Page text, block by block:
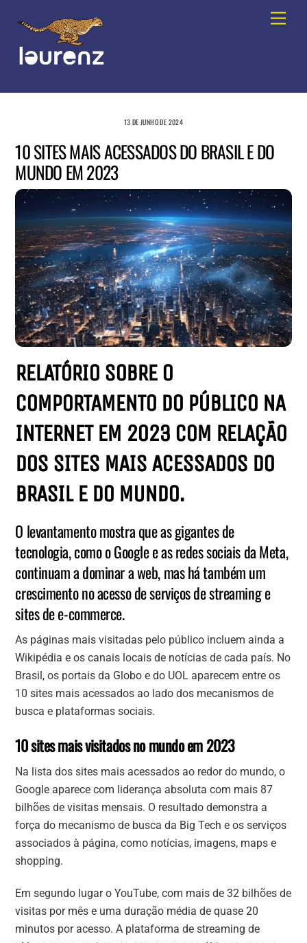
content
13 DE JUNHO DE 2024
10 SITES MAIS ACESSADOS DO BRASIL E DO
MUNDO EM 2023
RELATÓRIO SOBRE O
COMPORTAMENTO DO PÚBLICO NA
INTERNET EM 2023 COM RELAÇÃO
DOS SITES MAIS ACESSADOS DO
BRASIL E DO MUNDO.
O levantamento mostra que as gigantes de
tecnologia, como o Google e as redes sociais da Meta,
continuam a dominar a web, mas há também um
crescimento no acesso de serviços de streaming e
sites de e-commerce.
As páginas mais visitadas pelo público incluem ainda a
Wikipédia e os canais locais de notícias de cada país. No
Brasil, os portais da Globo e do UOL aparecem entre os
10 sites mais acessados ao lado dos mecanismos de
busca e plataformas sociais.
10 sites mais visitados no mundo em 2023
Na lista dos sites mais acessados ao redor do mundo, o
Google aparece com liderança absoluta com mais 87
bilhões de visitas mensais. O resultado demonstra a
força do mecanismo de busca da Big Tech e os serviços
associados à página, como notícias, imagens, maps e
shopping.
Em segundo lugar o YouTube, com mais de 32 bilhões de
visitas por mês e uma duração média de quase 20
minutos por acesso. A plataforma de streaming de